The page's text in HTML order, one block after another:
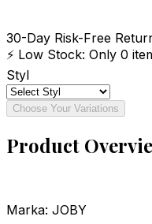
30-Day Risk-Free
⚡ Low Stock: Only 0
Styl
Choose Your Variations
Product
Marka: JOBY